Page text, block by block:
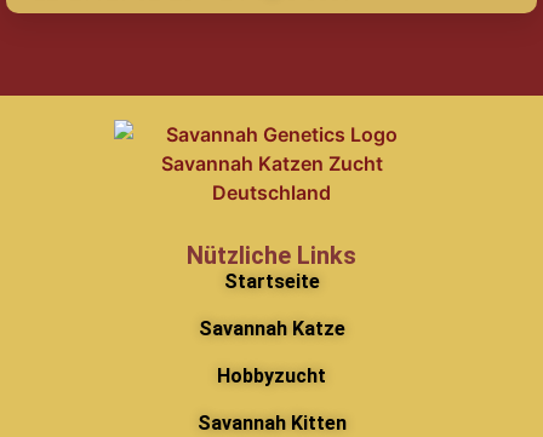
Nützliche Links
Startseite
Savannah Katze
Hobbyzucht
Savannah Kitten